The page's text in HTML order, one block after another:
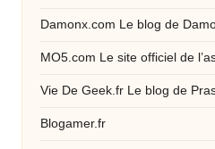
Damonx.com Le blog de
MO5.com Le site officiel de
Vie De Geek.fr Le blog de
Blogamer.fr